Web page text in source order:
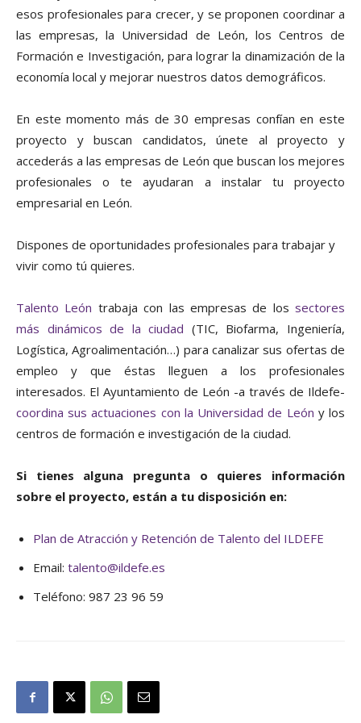
esos profesionales para crecer, y se proponen coordinar a
las empresas, la Universidad de León, los Centros de
Formación e Investigación, para lograr la dinamización de la
economía local y mejorar nuestros datos demográficos.
En este momento más de 30 empresas confían en este
proyecto y buscan candidatos, únete al proyecto y
accederás a las empresas de León que buscan los mejores
profesionales o te ayudaran a instalar tu proyecto
empresarial en León.
Dispones de oportunidades profesionales para trabajar y
vivir como tú quieres.
Talento León trabaja con las empresas de los sectores
más dinámicos de la ciudad (TIC, Biofarma, Ingeniería,
Logística, Agroalimentación…) para canalizar sus ofertas de
empleo y que éstas lleguen a los profesionales
interesados. El Ayuntamiento de León -a través de Ildefe-
coordina sus actuaciones con la Universidad de León y los
centros de formación e investigación de la ciudad.
Si tienes alguna pregunta o quieres información
sobre el proyecto, están a tu disposición en:
Plan de Atracción y Retención de Talento del ILDEFE
Email: talento@ildefe.es
Teléfono: 987 23 96 59